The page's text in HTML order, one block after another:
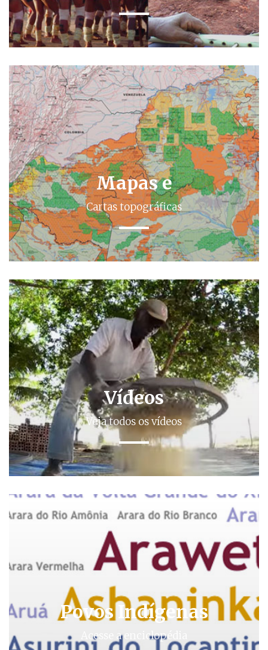
Mapas e
Cartas topográficas
Vídeos
Veja todos os vídeos
Povos Indígenas
Acesse a enciclopédia